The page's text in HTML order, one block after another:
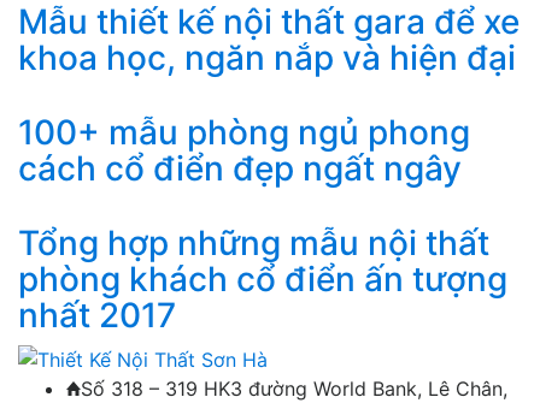
Mẫu thiết kế nội thất gara để xe
khoa học, ngăn nắp và hiện đại
100+ mẫu phòng ngủ phong
cách cổ điển đẹp ngất ngây
Tổng hợp những mẫu nội thất
phòng khách cổ điển ấn tượng
nhất 2017
Số 318 – 319 HK3 đường World Bank, Lê Chân,